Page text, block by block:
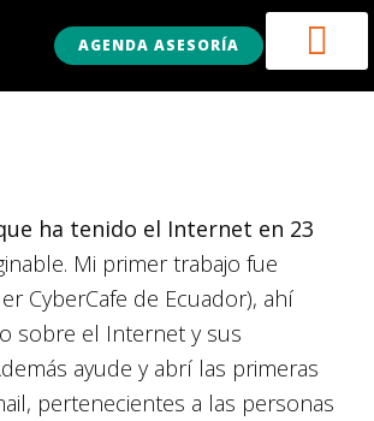
AGENDA ASESORÍA
ha tenido el Internet en 23
Mi primer trabajo fue
CyberCafe de Ecuador), ahí
sobre el Internet y sus
ayude y abrí las primeras
pertenecientes a las personas